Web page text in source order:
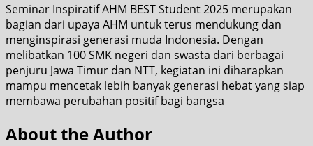
Seminar Inspiratif AHM BEST Student 2025 merupakan
bagian dari upaya AHM untuk terus mendukung dan
menginspirasi generasi muda Indonesia. Dengan
melibatkan 100 SMK negeri dan swasta dari berbagai
penjuru Jawa Timur dan NTT, kegiatan ini diharapkan
mampu mencetak lebih banyak generasi hebat yang siap
membawa perubahan positif bagi bangsa
About the Author